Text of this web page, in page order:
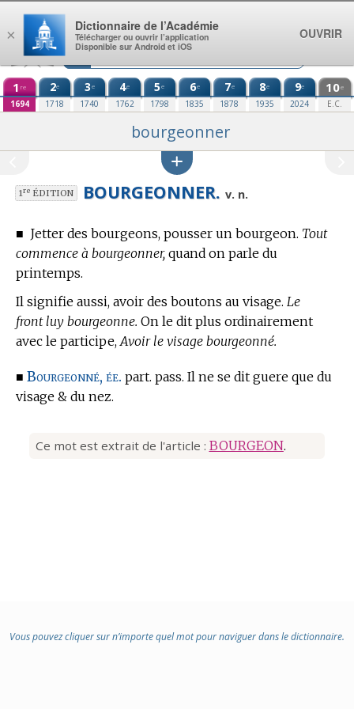
Aller au contenu
1 re
1694
2e
1718
3e
1740
4e
1762
5e
1798
6e
1835
7e
1878
8e
1935
9e
2024
10e
E.C.
bourgeonner
1reÉDITION BOURGEONNER. v. n.
■ Jetter des bourgeons, pousser un bourgeon. Tout
commence à bourgeonner, quand on parle du
printemps.
Il signifie aussi, avoir des boutons au visage. Le
front luy bourgeonne. On le dit plus ordinairement
avec le participe, Avoir le visage bourgeonné.
■ Bourgeonné, ée. part. pass. Il ne se dit guere que du
visage & du nez.
Ce mot est extrait de l'article : BOURGEON.
Vous pouvez cliquer sur n’importe quel mot pour naviguer dans le dictionnaire.
×
Dictionnaire de l’Académie
Télécharger ou ouvrir l’application
Disponible sur Android et iOS
OUVRIR